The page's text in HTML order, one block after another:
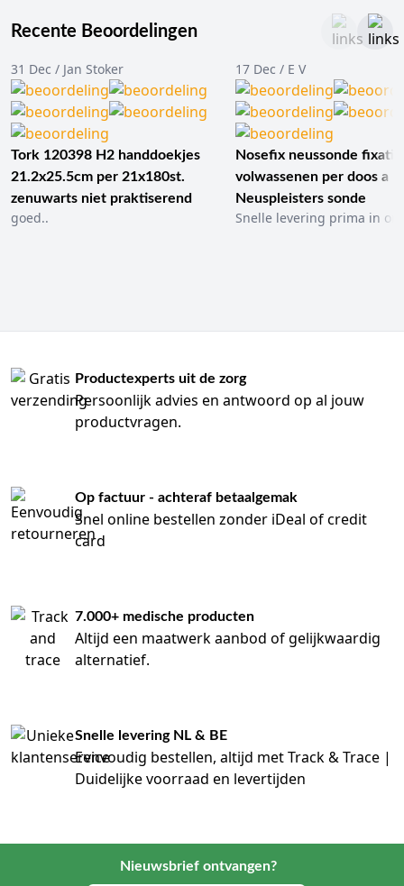
Recente Beoordelingen
31 Dec / Jan Stoker
Tork 120398 H2 handdoekjes
21.2x25.5cm per 21x180st.
zenuwarts niet praktiserend
goed..
17 Dec / E V
Nosefix neussonde
volwassenen per doos a
Neuspleisters sonde
Snelle levering prima in
Productexperts uit de zorg
Persoonlijk advies en antwoord op al jouw
productvragen.
Op factuur - achteraf betaalgemak
Snel online bestellen zonder iDeal of credit
card
7.000+ medische producten
Altijd een maatwerk aanbod of gelijkwaardig
alternatief.
Snelle levering NL & BE
Eenvoudig bestellen, altijd met Track & Trace |
Duidelijke voorraad en levertijden
Nieuwsbrief ontvangen?